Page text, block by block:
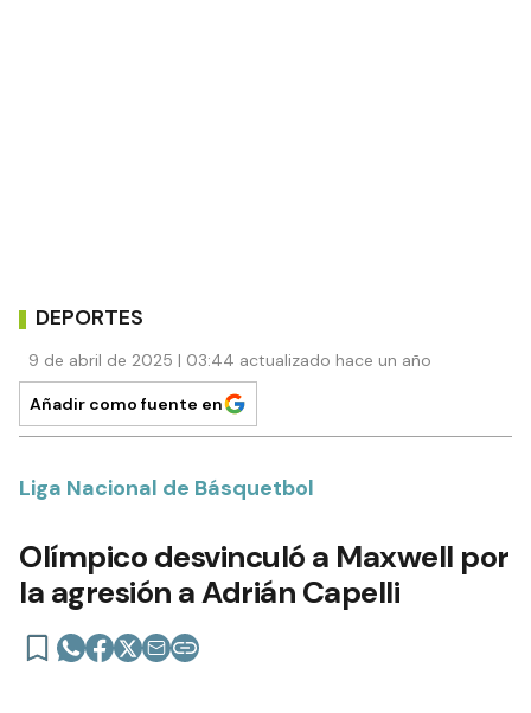
DEPORTES
9 de abril de 2025 | 03:44 actualizado hace un año
Añadir como fuente en
Liga Nacional de Básquetbol
Olímpico desvinculó a Maxwell por
la agresión a Adrián Capelli